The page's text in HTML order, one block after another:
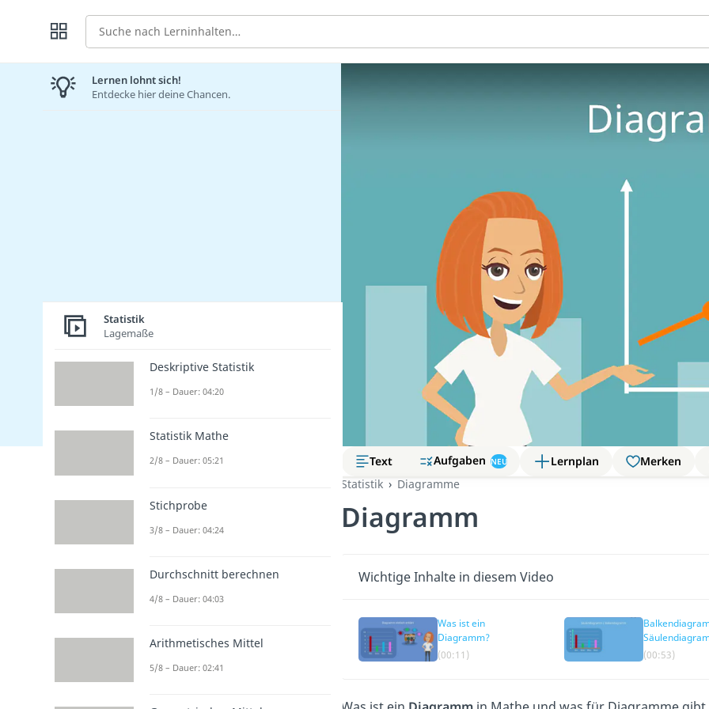
Suche
Text Aufgaben NEU Lernplan Merken
Statistik
Diagramme
Diagramm
Wichtige Inhalte in diesem Video
Was ist ein
Diagramm?
(00:11)
(00:53)
Lernen lohnt sich!
Entdecke hier deine Chancen.
Statistik
Lagemaße
Deskriptive Statistik
1/8 – Dauer: 04:20
Statistik Mathe
2/8 – Dauer: 05:21
Stichprobe
3/8 – Dauer: 04:24
Durchschnitt berechnen
4/8 – Dauer: 04:03
Arithmetisches Mittel
5/8 – Dauer: 02:41